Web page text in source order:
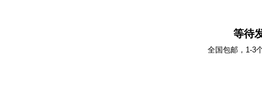
等待
全国包邮，1-3